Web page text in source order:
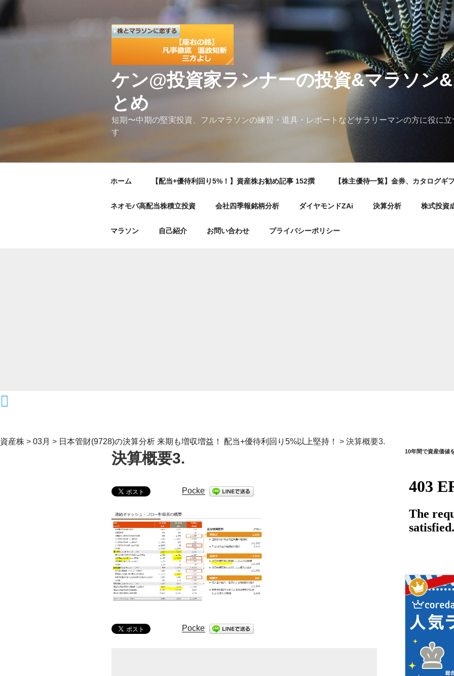
コ
テ
ケン@投資家ランナーの投資&マラソン
とめ
短期〜中期の堅実投資、フルマラソンの練習・道具・レポートなどサラリーマンの方に役に
す
ホーム 【配当+優待利回り5%！】資産株お勧め記事 152撰 【株主優待一覧】金券、カタログギ
ネオモバ高配当株積立投資 会社四季報銘柄分析 ダイヤモンドZAi 決算分析 株式投資
マラソン 自己紹介 お問い合わせ プライバシーポリシー
資産株 > 03月 > 日本管財(9728)の決算分析 来期も増収増益！ 配当+優待利回り5%以上堅持！ > 決算概要3.
決算概要3.
Pocket
Pocket
10年間で資産価値